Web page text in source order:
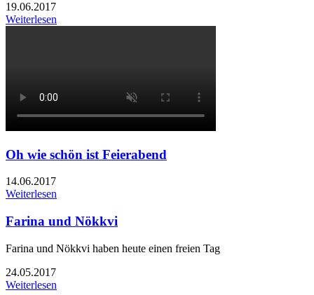
19.06.2017
Weiterlesen
Oh wie schön ist Feierabend
14.06.2017
Weiterlesen
Farina und Nökkvi
Farina und Nökkvi haben heute einen freien Tag
24.05.2017
Weiterlesen